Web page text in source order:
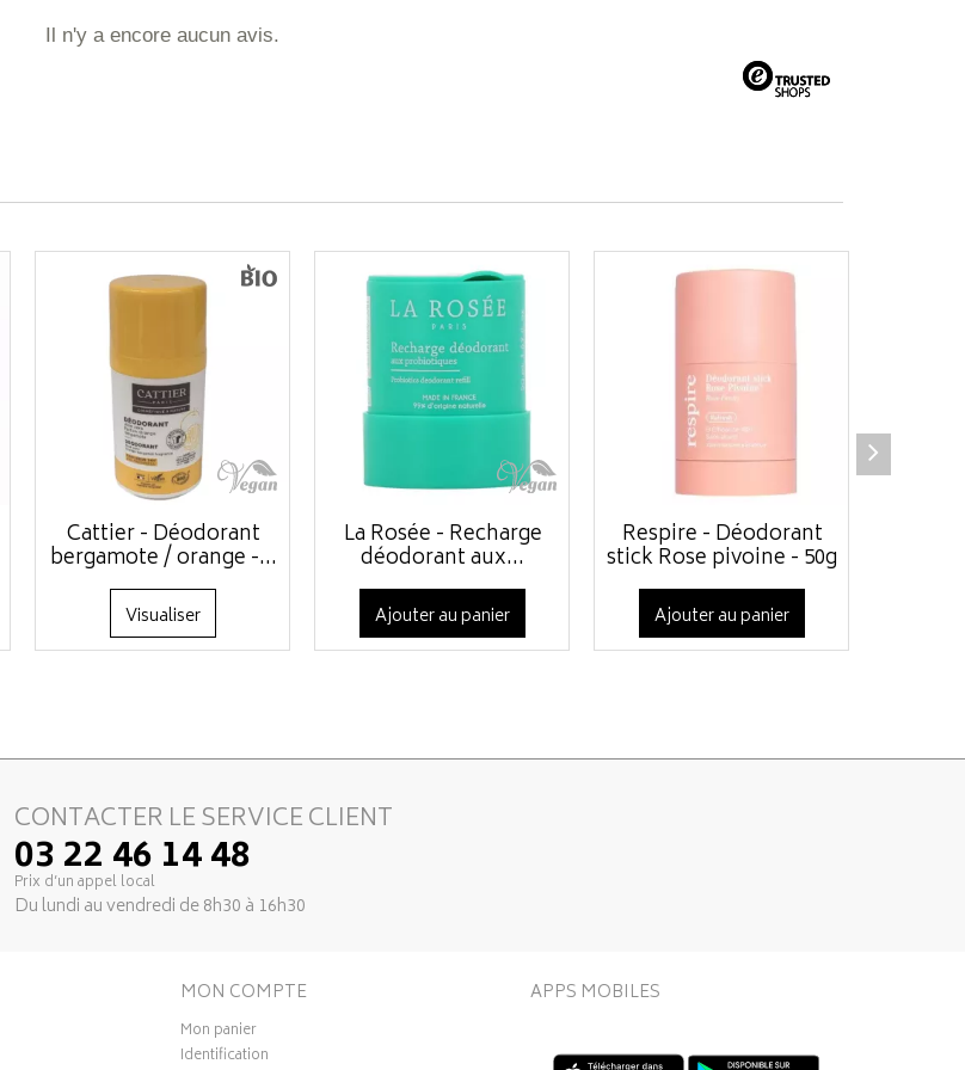
Il n'y a encore aucun avis.
Cattier - Déodorant
bergamote / orange -...
Visualiser
La Rosée - Recharge
déodorant aux...
Ajouter au panier
Respire - Déodorant
stick Rose pivoine - 50g
Ajouter au panier
CONTACTER LE SERVICE CLIENT
03 22 46 14 48
Prix d’un appel local
Du lundi au vendredi de 8h30 à 16h30
MON COMPTE
Mon panier
Identification
APPS MOBILES